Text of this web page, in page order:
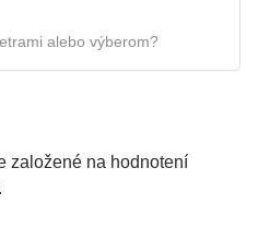
alebo výberom?
založené na hodnotení